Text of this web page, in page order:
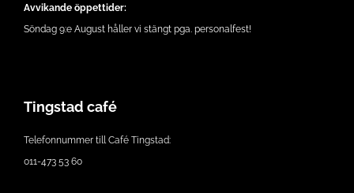
Avvikande öppettider:
Söndag 9:e August håller vi stängt pga. personalfest!
Tingstad café
Telefonnummer till Café Tingstad:
011-473 53 60